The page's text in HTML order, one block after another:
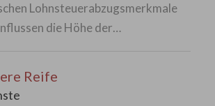
Lohnsteuerabzugsmerkmale
die Höhe der…
Reife